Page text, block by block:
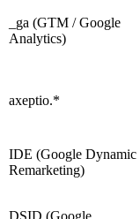
_ga (GTM / Google
Analytics)
axeptio.*
IDE (Google Dynamic
Remarketing)